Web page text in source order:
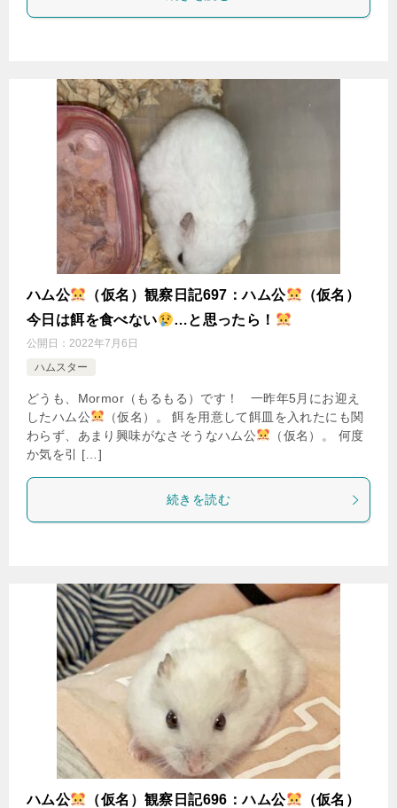
ハム公 （仮名）観察日記697：ハム公
（仮名）
今日は餌を食べない
…と思ったら！
公開日： 2022年7月6日
ハムスター
どうも、Mormor（もるもる）です！ 一昨年5月にお迎え
したハム公
（仮名）。 餌を用意して餌皿を入れたにも関
わらず、あまり興味がなさそうなハム公
（仮名）。 何度
か気を引 […]
続きを読む
ハム公 （仮名）観察日記696：ハム公
（仮名）